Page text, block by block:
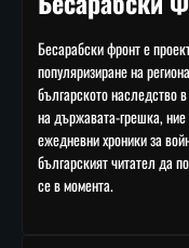
Бесарабски фронт е
популяризиране на
българското наследство
на държавата-грешка,
ежедневни хроники за
българският читател да
се в момента.